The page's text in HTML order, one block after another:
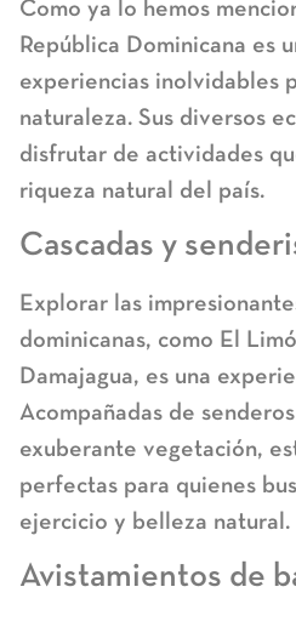
Como ya lo hemos
República Dominicana es
experiencias inolvidables
naturaleza. Sus diversos
disfrutar de actividades
riqueza natural del país.
Cascadas y
Explorar las
dominicanas, como El
Damajagua, es una
Acompañadas de
exuberante vegetación,
perfectas para quienes
ejercicio y belleza natural.
Avistamientos de